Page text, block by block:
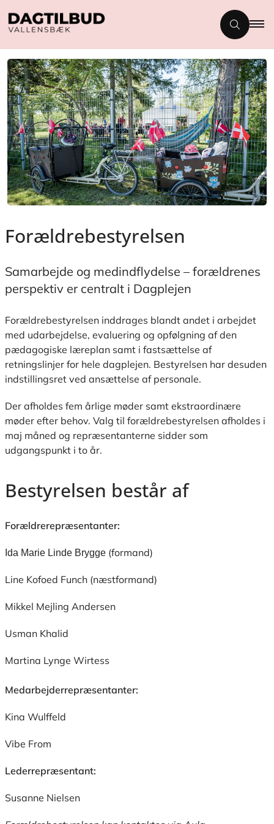
Forældrebestyrelsen
Samarbejde og medindflydelse – forældrenes
perspektiv er centralt i Dagplejen
Forældrebestyrelsen inddrages blandt andet i arbejdet
med udarbejdelse, evaluering og opfølgning af den
pædagogiske læreplan samt i fastsættelse af
retningslinjer for hele dagplejen. Bestyrelsen har desuden
indstillingsret ved ansættelse af personale.
Der afholdes fem årlige møder samt ekstraordinære
møder efter behov. Valg til forældrebestyrelsen afholdes i
maj måned og repræsentanterne sidder som
udgangspunkt i to år.
Bestyrelsen består af
Forældrerepræsentanter:
Ida Marie Linde Brygge (formand)
Line Kofoed Funch (næstformand)
Mikkel Mejling Andersen
Usman Khalid
Martina Lynge Wirtess
Medarbejderrepræsentanter:
Kina Wulffeld
Vibe From
Lederrepræsentant:
Susanne Nielsen